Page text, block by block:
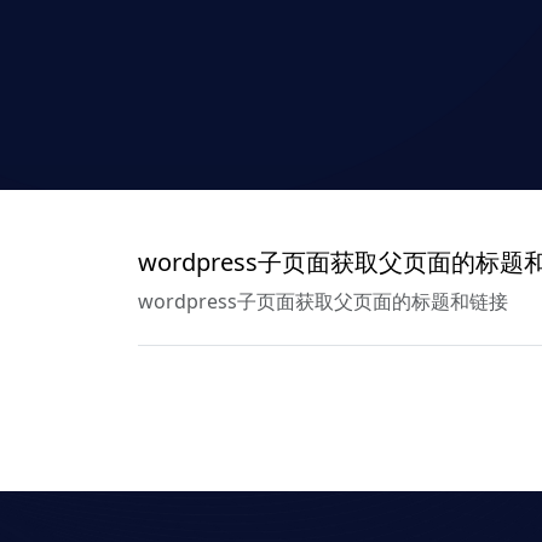
wordpress子页面获取父页面的标题
wordpress子页面获取父页面的标题和链接